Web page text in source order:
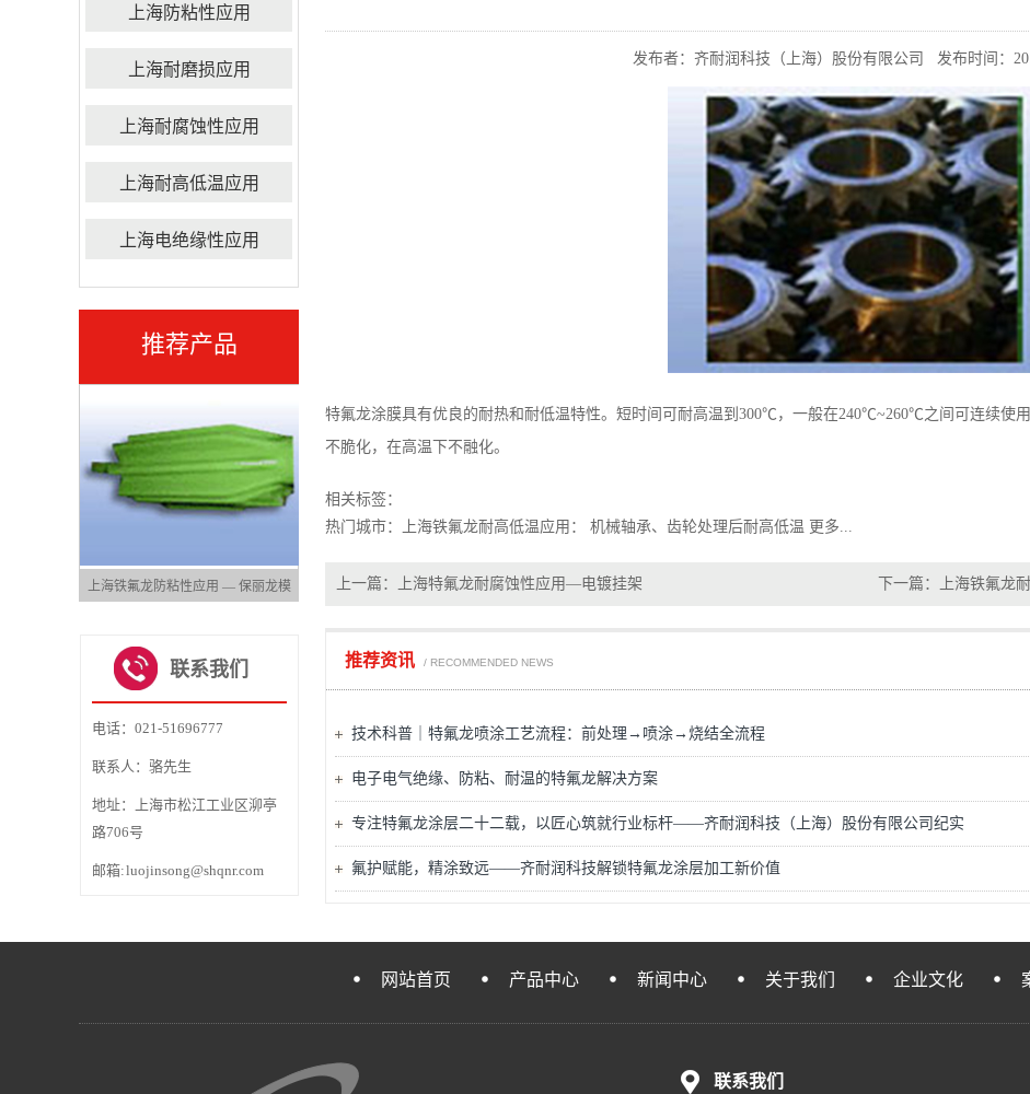
发布者：齐耐润科技（上海）股份有限公司 发布时间：
特氟龙涂膜具有优良的耐热和耐低温特性。短时间可耐高温到300℃，一般在240℃~260℃之间可连续使
不脆化，在高温下不融化。
相关标签：
热门城市：
上海铁氟龙耐高低温应用： 机械轴承、齿轮处理后耐高低温 更多...
上一篇： 上海特氟龙耐腐蚀性应用—电镀挂架 下一篇： 上海铁氟龙
推荐资讯 / RECOMMENDED NEWS
技术科普｜特氟龙喷涂工艺流程：前处理→喷涂→烧结全流程
电子电气绝缘、防粘、耐温的特氟龙解决方案
专注特氟龙涂层二十二载，以匠心筑就行业标杆——齐耐润科技（上海）股份有限公司纪实
氟护赋能，精涂致远——齐耐润科技解锁特氟龙涂层加工新价值
上海防粘性应用
上海耐磨损应用
上海耐腐蚀性应用
上海耐高低温应用
上海电绝缘性应用
推荐产品
上海铁氟龙防粘性应用 — 保丽龙模 上海铁氟龙防粘性应用 — 导弹芯模防
上海铁氟龙防粘性应用 — 帽模
联系我们
电话：021-51696777
联系人：骆先生
地址：上海市松江工业区泖亭
路706号
邮箱: luojinsong@shqnr.com
网站首页 产品中心 新闻中心 关于我们 企业文化
联系我们